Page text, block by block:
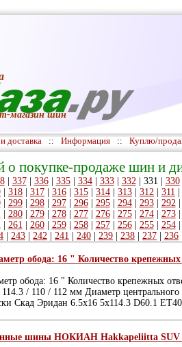
магазин шин
доставка :: Информация :: Куплю/
о покупке-продаже шин и
| 337| 336| 335| 334| 333| 332| 331 330|
318 317 316 315 314 313 312 311
| 299| 298| 297| 296| 295| 294| 293| 292|
280| 279| 278| 277| 276| 275| 274| 273|
| 261 260| 259| 258| 257| 256| 255| 254|
243 242 241 240 239 238 237 236
обода: 16 " Количество
обода: 16 " Количество крепежных
/ 110 / 112 мм Диаметр
Скад Эридан 6.5x16 5x114.3 D60.1
шины НОКИАН Hakkapeliitta SUV